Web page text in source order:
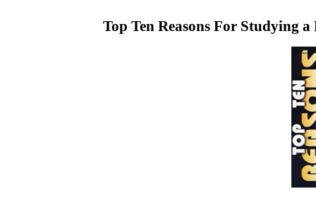
Top Ten Reasons For Studying